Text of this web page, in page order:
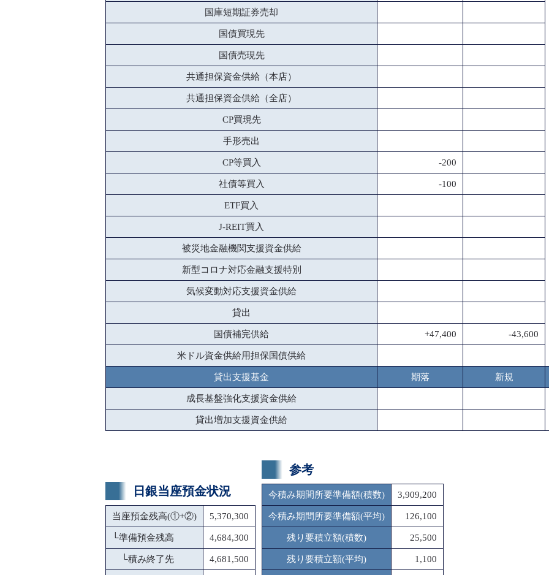
国庫短期証券売却
国債買現先
国債売現先
共通担保資金供給（本店）
共通担保資金供給（全店）
CP買現先
手形売出
CP等買入 -200
社債等買入 -100
ETF買入
J-REIT買入
被災地金融機関支援資金供給
新型コロナ対応金融支援特別
気候変動対応支援資金供給
貸出
国債補完供給 +47,400 -43,600
米ドル資金供給用担保国債供給
貸出支援基金 期落 新規
成長基盤強化支援資金供給
貸出増加支援資金供給
日銀当座預金状況
当座預金残高(①+②) 5,370,300
└準備預金残高 4,684,300
└積み終了先 4,681,500
参考
今積み期間所要準備額(積数) 3,909,200
今積み期間所要準備額(平均) 126,100
残り要積立額(積数) 25,500
残り要積立額(平均) 1,100